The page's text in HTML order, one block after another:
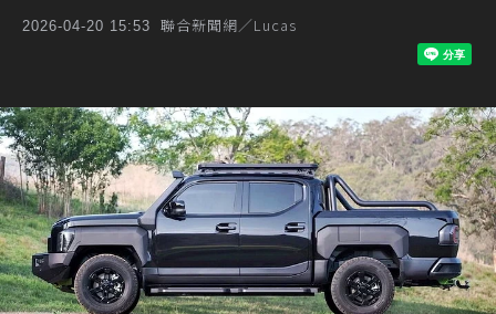
2026-04-20 15:53 聯合新聞網／Lucas